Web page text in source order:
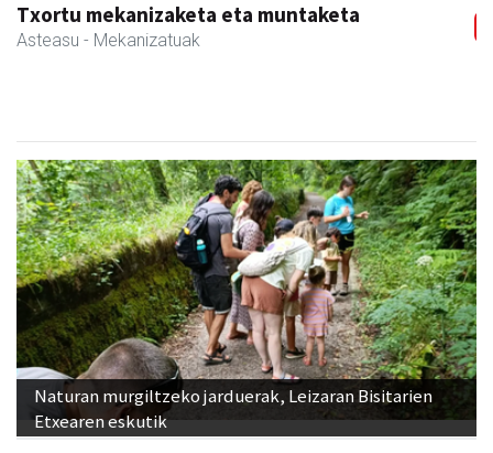
Txortu mekanizaketa eta muntaketa
Asteasu - Mekanizatuak
Naturan murgiltzeko jarduerak, Leizaran Bisitarien
Etxearen eskutik